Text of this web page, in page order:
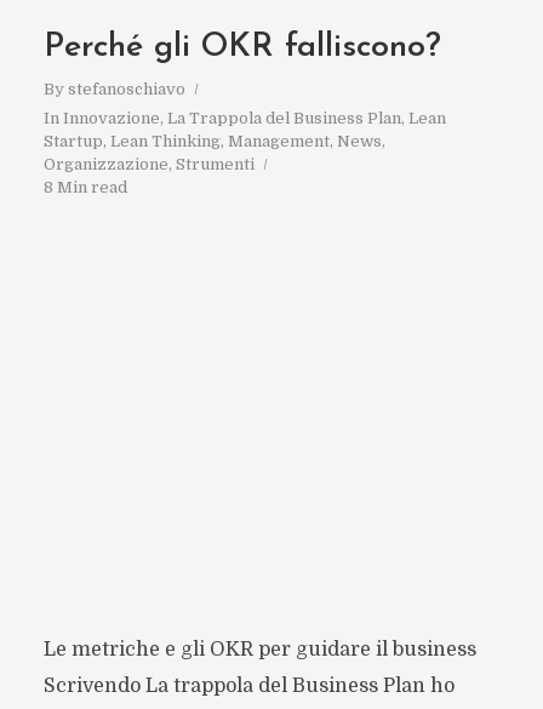
Perché gli OKR falliscono?
By stefanoschiavo
In Innovazione, La Trappola del Business Plan, Lean
Startup, Lean Thinking, Management, News,
Organizzazione, Strumenti
8 Min read
Le metriche e gli OKR per guidare il business
Scrivendo La trappola del Business Plan ho